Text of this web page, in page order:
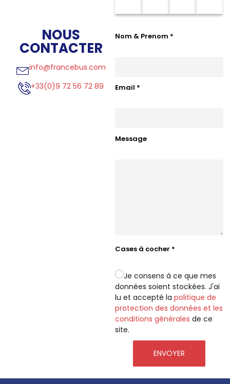
NOUS
CONTACTER
info@francebus.com
+33(0)9 72 56 72 89
Nom & Prenom *
Email *
Message
Cases à cocher *
Je consens à ce que mes
données soient stockées. J'ai
lu et accepté la politique de
protection des données et les
conditions générales de ce
site.
ENVOYER